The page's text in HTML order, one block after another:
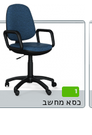
1
כסא מחשב